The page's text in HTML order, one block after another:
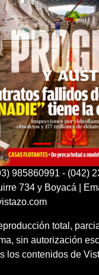
985860991 - (042)
734 y Boyacá |
total,
sin autorización
los contenidos de